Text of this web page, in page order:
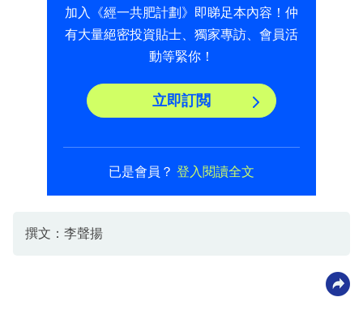
加入《經一共肥計劃》即睇足本內容！仲
有大量絕密投資貼士、獨家專訪、會員活
動等緊你！
立即訂閲
已是會員？ 登入閱讀全文
撰文：李聲揚